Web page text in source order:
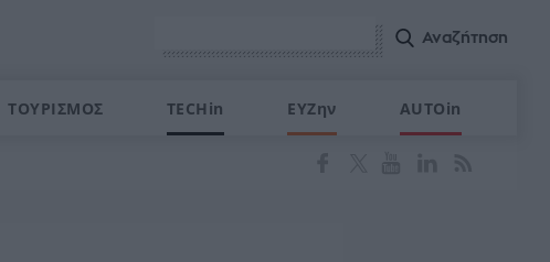
ΤΟΥΡΙΣΜΟΣ TECHin ΕΥΖην AUTOin